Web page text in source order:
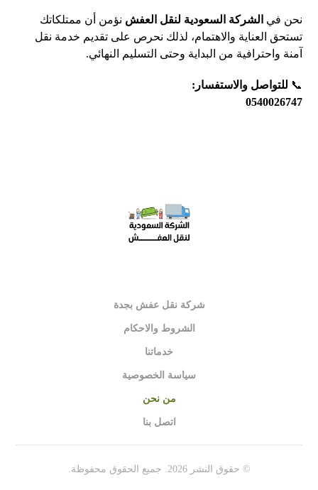
نحن في الشركة السعودية لنقل العفش نؤمن أن ممتلكاتك
تستحق العناية والاهتمام، لذلك نحرص على تقديم خدمة نقل
آمنة واحترافية من البداية وحتى التسليم النهائي.
📞 للتواصل والاستفسار:
0540026747
شركة نقل عفش بجدة
الشروط والاحكام
خدماتنا
سياسة الخصوصية
من نحن
اتصل بنا
© حقوق النشر 2026. جميع الحقوق محفوظة.